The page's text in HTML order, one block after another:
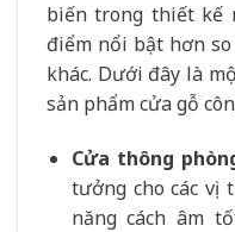
biến trong thiết kế
điểm nổi bật hơn
khác. Dưới đây là
sản phẩm cửa gỗ
Cửa thông
tưởng cho các vị
năng cách âm